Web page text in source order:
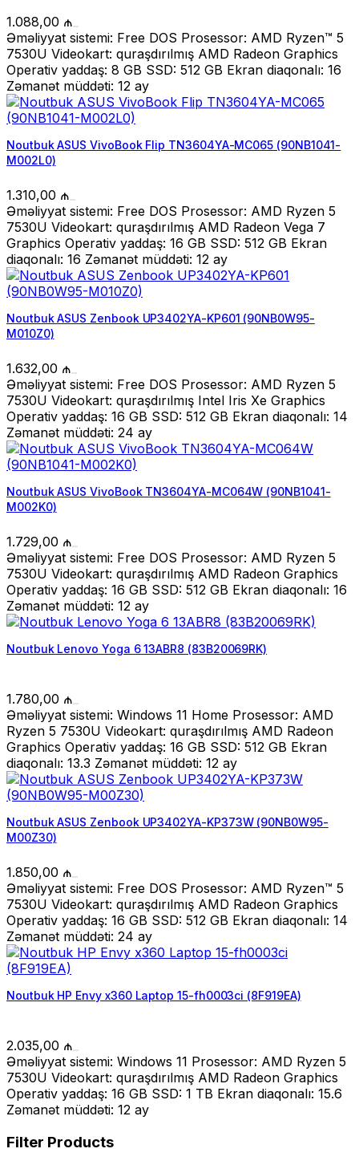
1.088,00 ₼
Əməliyyat sistemi: Free DOS Prosessor: AMD Ryzen™ 5
7530U Videokart: quraşdırılmış AMD Radeon Graphics
Operativ yaddaş: 8 GB SSD: 512 GB Ekran diaqonalı: 16
Zəmanət müddəti: 12 ay
Noutbuk ASUS VivoBook Flip TN3604YA-MC065 (90NB1041-
M002L0)
1.310,00 ₼
Əməliyyat sistemi: Free DOS Prosessor: AMD Ryzen 5
7530U Videokart: quraşdırılmış AMD Radeon Vega 7
Graphics Operativ yaddaş: 16 GB SSD: 512 GB Ekran
diaqonalı: 16 Zəmanət müddəti: 12 ay
Noutbuk ASUS Zenbook UP3402YA-KP601 (90NB0W95-
M010Z0)
1.632,00 ₼
Əməliyyat sistemi: Free DOS Prosessor: AMD Ryzen 5
7530U Videokart: quraşdırılmış Intel Iris Xe Graphics
Operativ yaddaş: 16 GB SSD: 512 GB Ekran diaqonalı: 14
Zəmanət müddəti: 24 ay
Noutbuk ASUS VivoBook TN3604YA-MC064W (90NB1041-
M002K0)
1.729,00 ₼
Əməliyyat sistemi: Free DOS Prosessor: AMD Ryzen 5
7530U Videokart: quraşdırılmış AMD Radeon Graphics
Operativ yaddaş: 16 GB SSD: 512 GB Ekran diaqonalı: 16
Zəmanət müddəti: 12 ay
Noutbuk Lenovo Yoga 6 13ABR8 (83B20069RK)
1.780,00 ₼
Əməliyyat sistemi: Windows 11 Home Prosessor: AMD
Ryzen 5 7530U Videokart: quraşdırılmış AMD Radeon
Graphics Operativ yaddaş: 16 GB SSD: 512 GB Ekran
diaqonalı: 13.3 Zəmanət müddəti: 12 ay
Noutbuk ASUS Zenbook UP3402YA-KP373W (90NB0W95-
M00Z30)
1.850,00 ₼
Əməliyyat sistemi: Free DOS Prosessor: AMD Ryzen™ 5
7530U Videokart: quraşdırılmış AMD Radeon Graphics
Operativ yaddaş: 16 GB SSD: 512 GB Ekran diaqonalı: 14
Zəmanət müddəti: 24 ay
Noutbuk HP Envy x360 Laptop 15-fh0003ci (8F919EA)
2.035,00 ₼
Əməliyyat sistemi: Windows 11 Prosessor: AMD Ryzen 5
7530U Videokart: quraşdırılmış AMD Radeon Graphics
Operativ yaddaş: 16 GB SSD: 1 TB Ekran diaqonalı: 15.6
Zəmanət müddəti: 12 ay
Filter Products